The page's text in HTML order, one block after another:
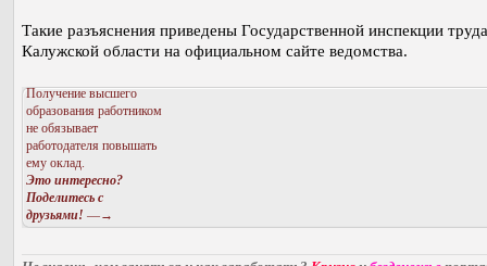
Такие разъяснения приведены Государственной инспекции
Калужской области на официальном сайте ведомства.
Получение высшего
образования работником
не обязывает
работодателя повышать
ему оклад.
Это интересно?
Поделитесь с
друзьями! —→